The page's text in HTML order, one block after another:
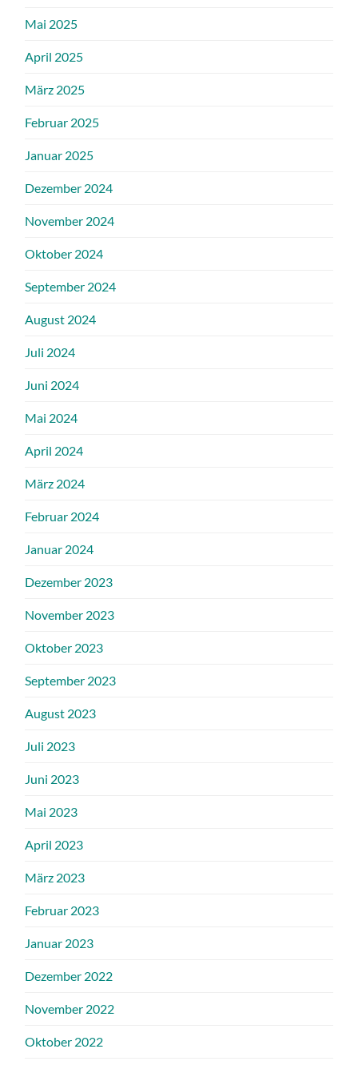
Mai 2025
April 2025
März 2025
Februar 2025
Januar 2025
Dezember 2024
November 2024
Oktober 2024
September 2024
August 2024
Juli 2024
Juni 2024
Mai 2024
April 2024
März 2024
Februar 2024
Januar 2024
Dezember 2023
November 2023
Oktober 2023
September 2023
August 2023
Juli 2023
Juni 2023
Mai 2023
April 2023
März 2023
Februar 2023
Januar 2023
Dezember 2022
November 2022
Oktober 2022